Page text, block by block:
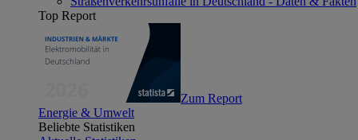
Top Report
Zum Report
Energie & Umwelt
Beliebte Statistiken